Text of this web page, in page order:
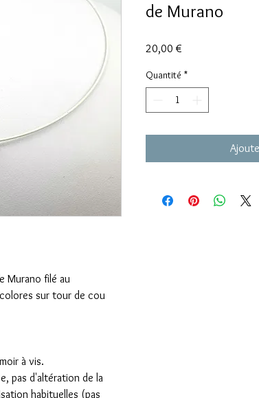
Murano filé au
sur tour de cou
à vis.
pas d'altération de la
habituelles (pas
de Murano
20,00 €
Quantité *